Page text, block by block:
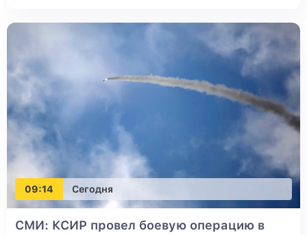
09:14 Сегодня
СМИ: КСИР провел боевую операцию в